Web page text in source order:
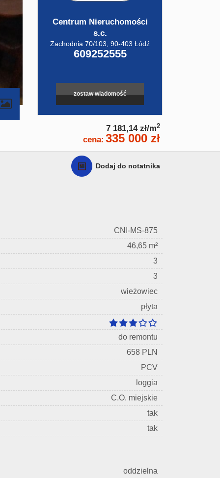
contributors
Centrum Nieruchomości
s.c.
Zachodnia 70/103, 90-403 Łódź
609252555
zostaw wiadomość
7 181,14 zł/m2
cena: 335 000 zł
Dodaj do notatnika
CNI-MS-875
46,65 m²
3
3
wieżowiec
płyta
do remontu
658 PLN
PCV
loggia
C.O. miejskie
tak
tak
oddzielna